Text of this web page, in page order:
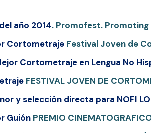
año 2014. Promofest.
Cortometraje Festival Joven de
Cortometraje en Lengua No
FESTIVAL JOVEN DE
y selección directa para NOFI
Guión PREMIO